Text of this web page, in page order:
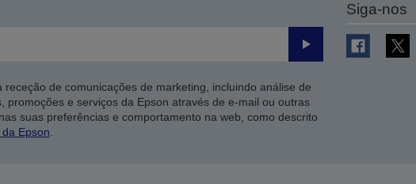
Enviar
de comunicações de marketing, incluindo análise de
promoções e serviços da Epson através de e-mail ou outras
suas preferências e comportamento na web, como descrito
Epson
Siga-nos